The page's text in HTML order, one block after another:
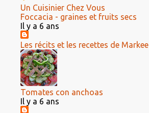
Un Cuisinier Chez Vous
Foccacia - graines et fruits secs
Il y a 6 ans
Les récits et les recettes de Markee
Tomates con anchoas
Il y a 6 ans